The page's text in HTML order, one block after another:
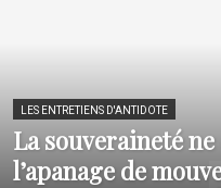
LES ENTRETIENS D'ANTIDOTE
La souveraineté
l’apanage de